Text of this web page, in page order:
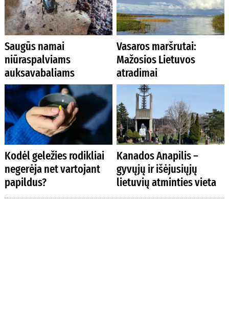
Saugūs namai
niūraspalviams
auksavabaliams
Vasaros maršrutai:
Mažosios Lietuvos
atradimai
Kodėl geležies rodikliai
negerėja net vartojant
papildus?
Kanados Anapilis –
gyvųjų ir išėjusiųjų
lietuvių atminties vieta